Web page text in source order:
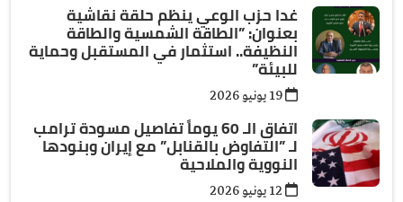
غدا حزب الوعي ينظم حلقة نقاشية
بعنوان: ”الطاقة الشمسية والطاقة
النظيفة.. استثمار في المستقبل وحماية
للبيئة”
اتفاق الـ 60 يوماً تفاصيل مسودة ترامب
لـ ”التفاوض بالقنابل” مع إيران وبنودها
النووية والملاحية